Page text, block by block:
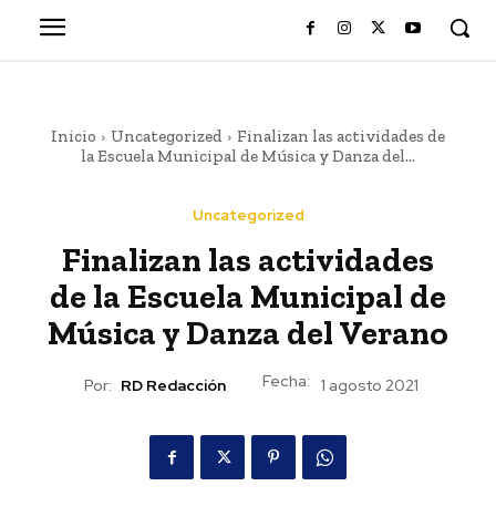
Inicio Uncategorized
Finalizan las actividades de
la Escuela Municipal de Música y Danza del...
Uncategorized
Finalizan las actividades
de la Escuela Municipal de
Música y Danza del Verano
Por: RD Redacción Fecha: 1 agosto 2021